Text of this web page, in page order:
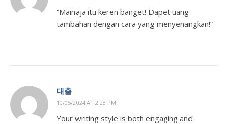
“Mainaja itu keren banget! Dapet uang
tambahan dengan cara yang menyenangkan!”
대출
10/05/2024 AT 2:28 PM
Your writing style is both engaging and